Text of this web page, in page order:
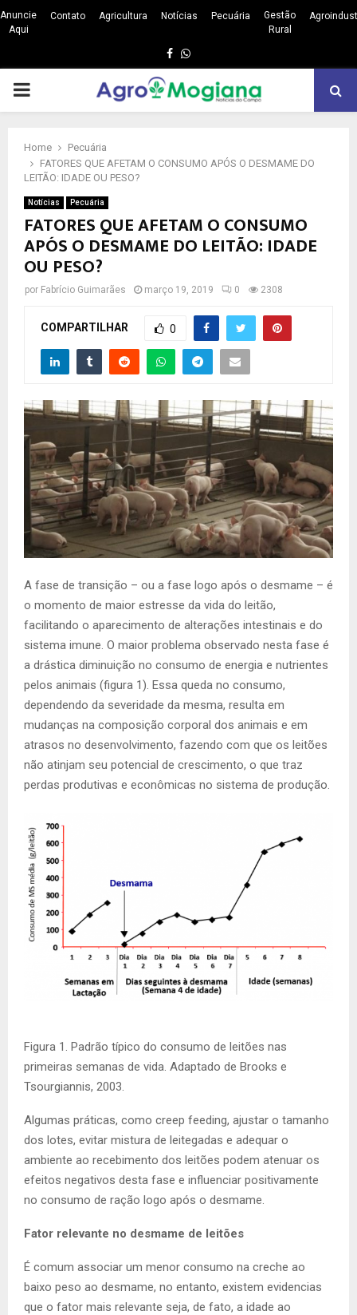
Anuncie
Aqui
Contato Agricultura Notícias Pecuária
Gestão
Rural
Facebook
Whatsapp
PRIMARY
Home
Pecuária
FATORES QUE AFETAM O CONSUMO APÓS O DESMAME DO
LEITÃO: IDADE OU PESO?
Notícias Pecuária
FATORES QUE AFETAM O CONSUMO
APÓS O DESMAME DO LEITÃO: IDADE
OU PESO?
por Fabrício Guimarães março 19, 2019 0 2308
COMPARTILHAR 0
A fase de transição – ou a fase logo após o desmame – é
o momento de maior estresse da vida do leitão,
facilitando o aparecimento de alterações intestinais e do
sistema imune. O maior problema observado nesta fase é
a drástica diminuição no consumo de energia e nutrientes
pelos animais (figura 1). Essa queda no consumo,
dependendo da severidade da mesma, resulta em
mudanças na composição corporal dos animais e em
atrasos no desenvolvimento, fazendo com que os leitões
não atinjam seu potencial de crescimento, o que traz
perdas produtivas e econômicas no sistema de produção.
Figura 1. Padrão típico do consumo de leitões nas
primeiras semanas de vida. Adaptado de Brooks e
Tsourgiannis, 2003.
Algumas práticas, como creep feeding, ajustar o tamanho
dos lotes, evitar mistura de leitegadas e adequar o
ambiente ao recebimento dos leitões podem atenuar os
efeitos negativos desta fase e influenciar positivamente
no consumo de ração logo após o desmame.
Fator relevante no desmame de leitões
É comum associar um menor consumo na creche ao
baixo peso ao desmame, no entanto, existem evidencias
que o fator mais relevante seja, de fato, a idade ao